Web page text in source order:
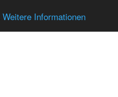
Weitere Informationen